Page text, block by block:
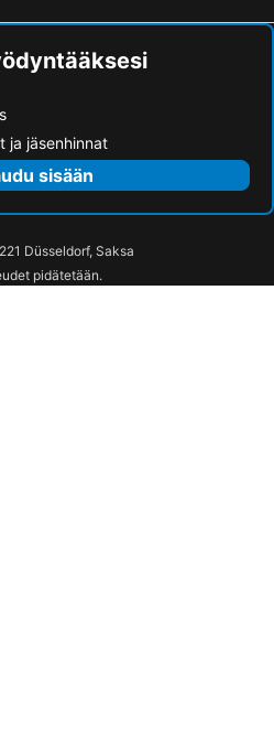
ja jäsenhinnat
sisään
Düsseldorf, Saksa
pidätetään.